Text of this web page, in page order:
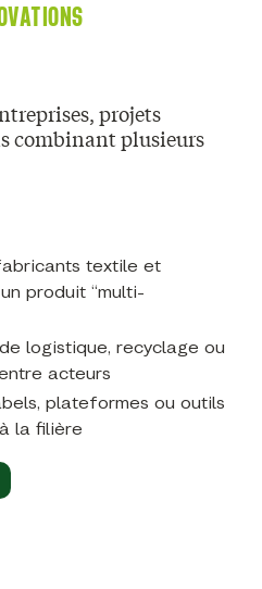
projets
combinant plusieurs
textile et
produit “multi-
logistique, recyclage ou
acteurs
plateformes ou outils
la filière